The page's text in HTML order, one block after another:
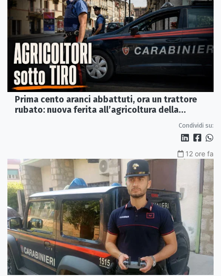
Prima cento aranci abbattuti, ora un trattore
rubato: nuova ferita all’agricoltura della
Condividi su:
12 ore fa